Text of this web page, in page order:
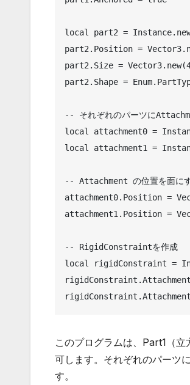
local part2 =
part2.Position =
part2.Size =
part2.Shape =
-- それぞれのパーツに
local attachment0 =
local attachment1 =
-- Attachment の位置を面に
attachment0.Position =
attachment1.Position =
-- RigidConstraintを作成
local rigidConstraint =
このプログラムは、Part1（
可します。それぞれのパーツ
す。